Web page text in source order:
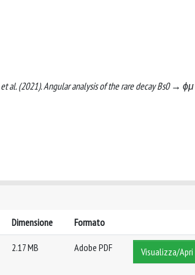
et al. (2021). Angular analysis of the rare decay Bs0 →
Dimensione Formato
2.17 MB Adobe PDF Visualizza/Apri